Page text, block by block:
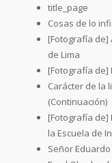
title_page
Cosas de lo
[Fotografía de]
de Lima
[Fotografía de]
Carácter de la
(Continuación)
[Fotografía de]
la Escuela de
Señor